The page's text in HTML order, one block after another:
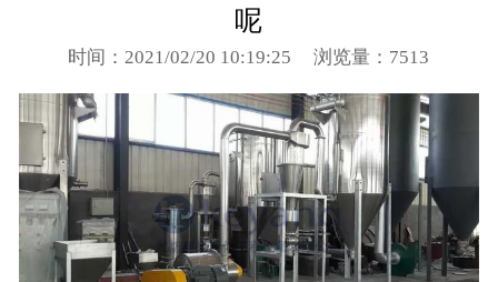
呢
时间：2021/02/20 10:19:25 浏览量：7513